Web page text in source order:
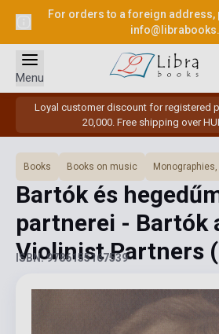
For orders to a foreign address,
Loyal customer discount for registered
20,000. Free shipping over
Menu
Books Books on music
Bartók és
partnerei - Bartók
Violinist Partners
ISBN: 9786155167539